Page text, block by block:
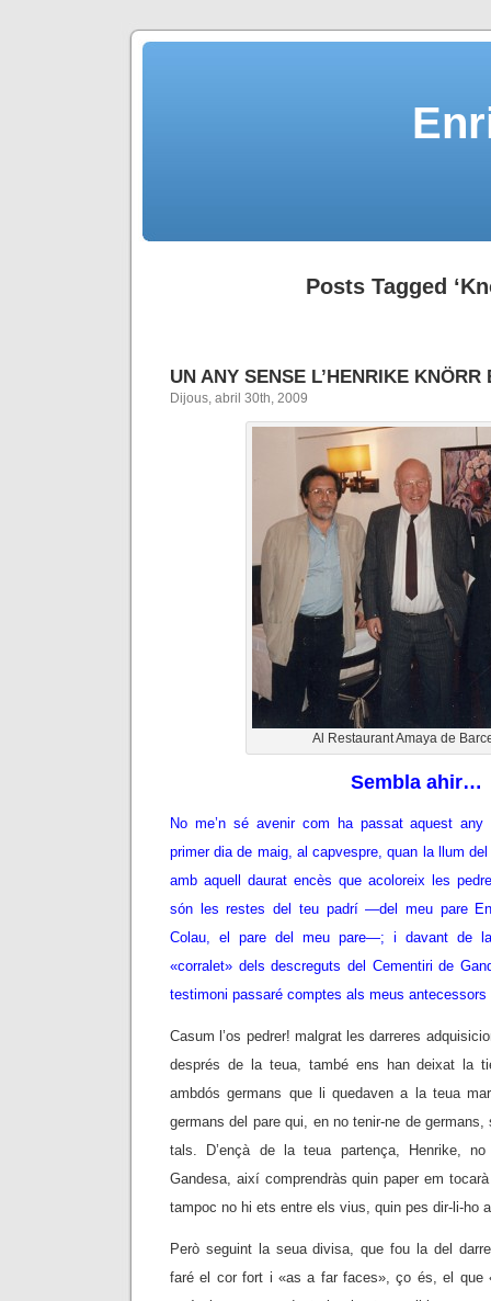
Posts Tagged
UN ANY SENSE L’HENRIKE KNÖRR
Dijous, abril 30th, 2009
Al Restaurant Amaya de
Sembla ahir…
No me’n sé avenir com ha passat aquest
primer dia de maig, al capvespre, quan la llum
amb aquell daurat encès que acoloreix les
són les restes del teu padrí —del meu pare
Colau, el pare del meu pare—; i davant de la
«corralet» dels descreguts del Cementiri de
testimoni passaré comptes als meus antecessors
Casum l’os pedrer! malgrat les darreres
després de la teua, també ens han deixat la
ambdós germans que li quedaven a la teua
germans del pare qui, en no tenir-ne de
tals. D’ençà de la teua partença, Henrike,
Gandesa, així comprendràs quin paper em
tampoc no hi ets entre els vius, quin pes dir-li-ho
Però seguint la seua divisa, que fou la del
faré el cor fort i «as a far faces», ço és, el que